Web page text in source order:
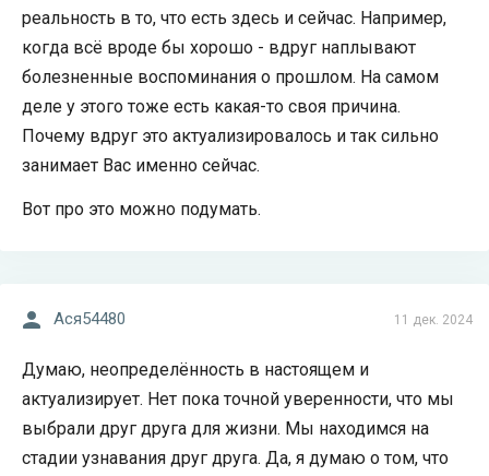
реальность в то, что есть здесь и сейчас. Например,
когда всё вроде бы хорошо - вдруг наплывают
болезненные воспоминания о прошлом. На самом
деле у этого тоже есть какая-то своя причина.
Почему вдруг это актуализировалось и так сильно
занимает Вас именно сейчас.
Вот про это можно подумать.
11 дек. 2024
Acя54480
Думаю, неопределённость в настоящем и
актуализирует. Нет пока точной уверенности, что мы
выбрали друг друга для жизни. Мы находимся на
стадии узнавания друг друга. Да, я думаю о том, что